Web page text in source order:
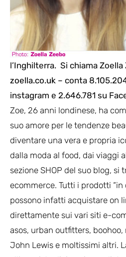
l’Inghilterra. Si chiama
zoella.co.uk – conta
instagram e 2.646.781 su
Zoe, 26 anni londinese, ha
suo amore per le tendenze
diventare una vera e propria
dalla moda al food, dai viaggi
sezione SHOP del suo blog, si
ecommerce. Tutti i prodotti “in
possono infatti acquistare on
direttamente sui vari siti e-
asos, urban outfitters,
John Lewis e moltissimi altri.